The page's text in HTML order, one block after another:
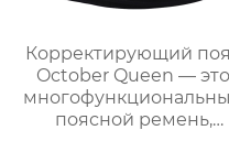
Корректирующий
October Queen — это
поясной ремень,